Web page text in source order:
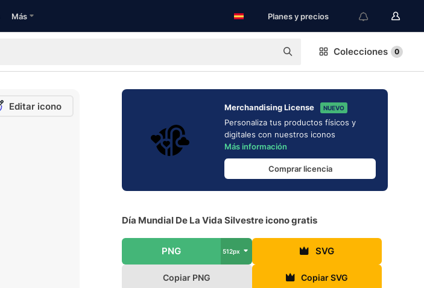
Más Planes y precios
Colecciones 0
Editar icono Merchandising License NUEVO
Personaliza tus productos físicos y
digitales con nuestros iconos
Más información
Comprar licencia
Día Mundial De La Vida Silvestre icono gratis
PNG 512px SVG
Copiar PNG Copiar SVG